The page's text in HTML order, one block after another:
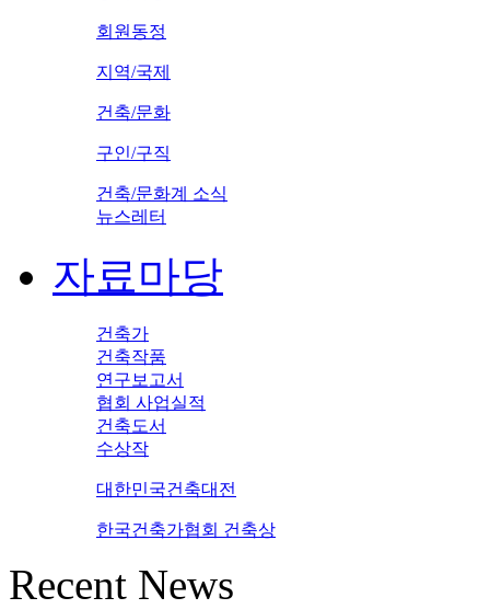
회원동정
지역/국제
건축/문화
구인/구직
건축/문화계 소식
뉴스레터
자료마당
건축가
건축작품
연구보고서
협회 사업실적
건축도서
수상작
대한민국건축대전
한국건축가협회 건축상
Recent News